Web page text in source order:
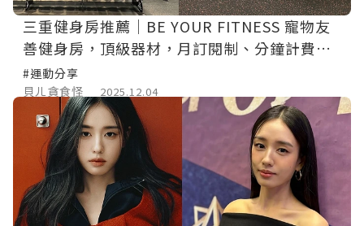
三重健身房推薦｜BE YOUR FITNESS 寵物友
善健身房，頂級器材，月訂閱制、分鐘計費、
單次入場！
#運動分享
貝ㄦ貪食怪
2025.12.04